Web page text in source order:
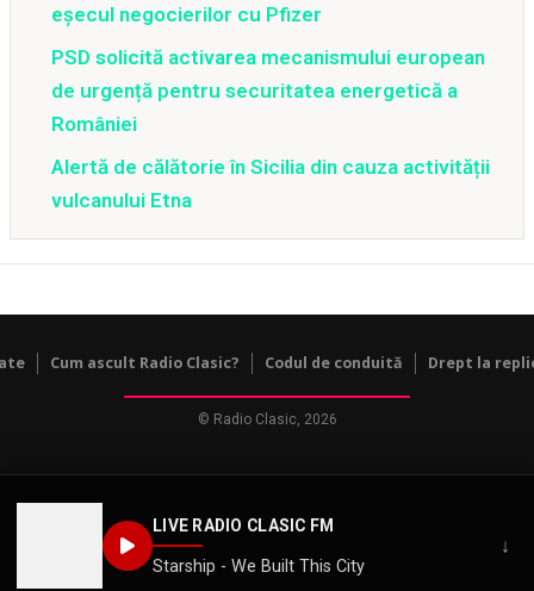
LIVE RADIO CLASIC FM
Starship - We Built This City
↓
eșecul negocierilor cu Pfizer
PSD solicită activarea mecanismului european
de urgență pentru securitatea energetică a
României
Alertă de călătorie în Sicilia din cauza activității
vulcanului Etna
Cum ascult Radio Clasic? Codul de conduită Drept la
© Radio Clasic, 2026